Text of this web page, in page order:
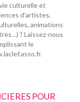
culturelle et
d’artistes,
animations
? Laissez-nous
le
POUR